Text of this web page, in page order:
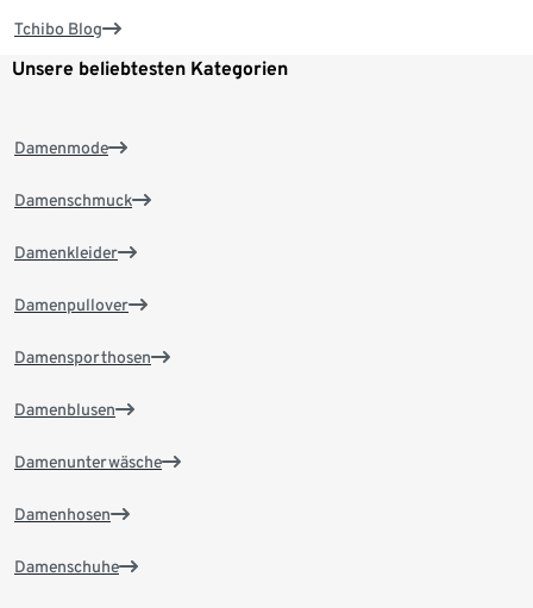
Tchibo Blog
Unsere beliebtesten Kategorien
Damenmode
Damenschmuck
Damenkleider
Damenpullover
Damensporthosen
Damenblusen
Damenunterwäsche
Damenhosen
Damenschuhe